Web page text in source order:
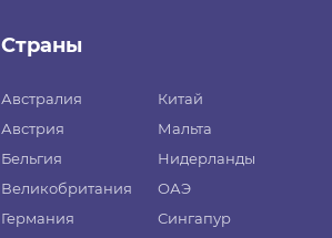
Страны
Австралия
Австрия
Бельгия
Великобритания
Германия
Китай
Мальта
Нидерланды
ОАЭ
Сингапур